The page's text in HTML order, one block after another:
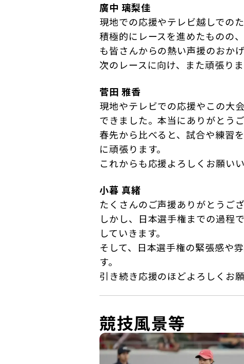
廣中 璃梨佳
現地での応援やテレビ越しでの
積極的にレースを進めたものの
も皆さんからの熱い声援のおかげ
次のレースに向け、また頑張り
菅田 雅香
現地やテレビでの応援やこの大
できました。本当にありがとう
春先から比べると、試合や練習
に頑張ります。
これからも応援よろしくお願いい
小暮 真緒
たくさんのご声援ありがとうご
しかし、日本選手権までの過程
していきます。
そして、日本選手権の緊張感や
す。
引き続き応援のほどよろしくお願
競技風景等